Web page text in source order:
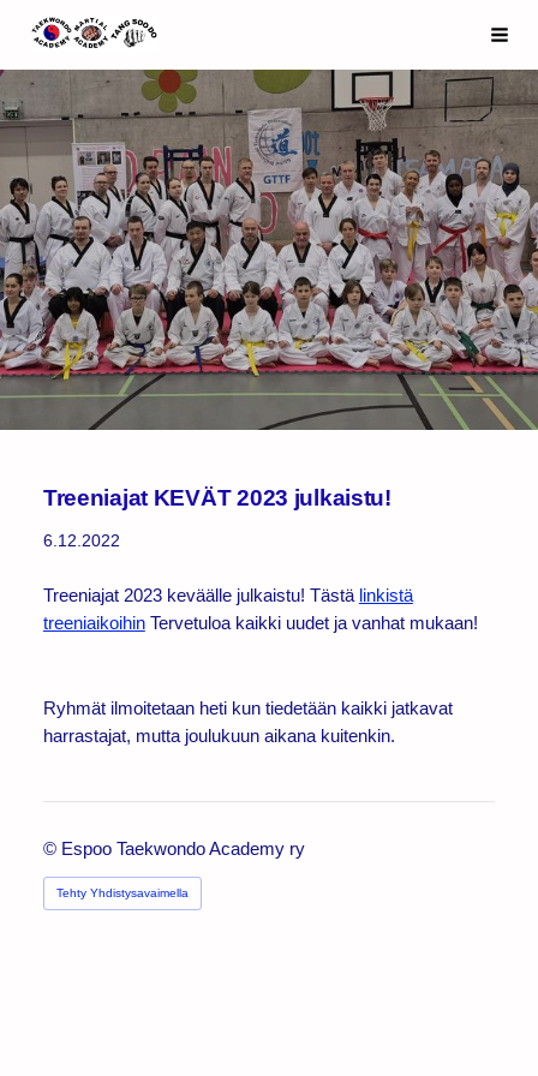
Siirry
sivun
sisältöön
Espoo Taekwondo Academy ry
Treeniajat KEVÄT 2023 julkaistu!
6.12.2022
Treeniajat 2023 keväälle julkaistu! Tästä linkistä
treeniaikoihinTervetuloa kaikki uudet ja vanhat mukaan!
Ryhmät ilmoitetaan heti kun tiedetään kaikki jatkavat
harrastajat, mutta joulukuun aikana kuitenkin.
© Espoo Taekwondo Academy ry
Tehty Yhdistysavaimella